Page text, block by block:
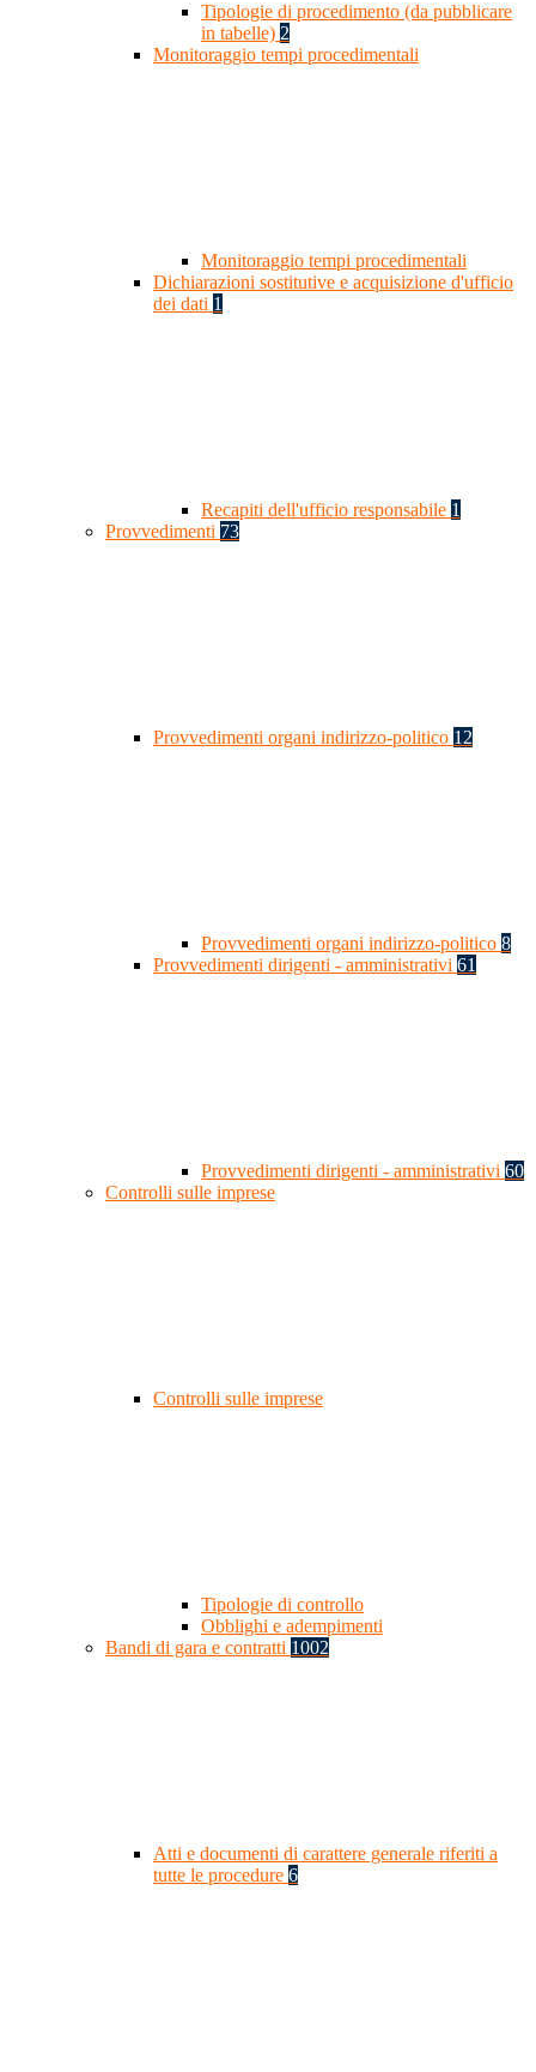
Tipologie di procedimento (da pubblicare
in tabelle) 2
Monitoraggio tempi procedimentali
Monitoraggio tempi procedimentali
Dichiarazioni sostitutive e acquisizione d'ufficio
dei dati 1
Recapiti dell'ufficio responsabile 1
Provvedimenti 73
Provvedimenti organi indirizzo-politico 12
Provvedimenti organi indirizzo-politico 8
Provvedimenti dirigenti - amministrativi 61
Provvedimenti dirigenti - amministrativi 60
Controlli sulle imprese
Controlli sulle imprese
Tipologie di controllo
Obblighi e adempimenti
Bandi di gara e contratti 1002
Atti e documenti di carattere generale riferiti a
tutte le procedure 6